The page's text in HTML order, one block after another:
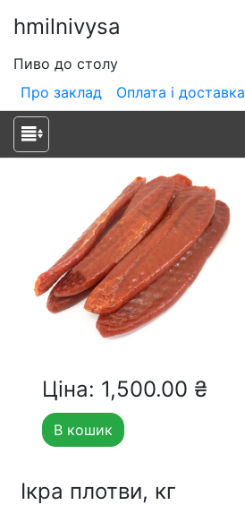
hmilnivysa
Пиво до столу
Про заклад
Оплата і доставка
Ціна: 1,500.00 ₴
В кошик
Ікра плотви, кг